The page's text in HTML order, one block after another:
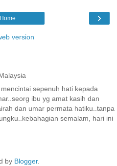
›
Home
version
sepenuh hati kepada
ibu yg amat kasih dan
dan umar permata hatiku..tanpa
semalam, hari ini
by Blogger.